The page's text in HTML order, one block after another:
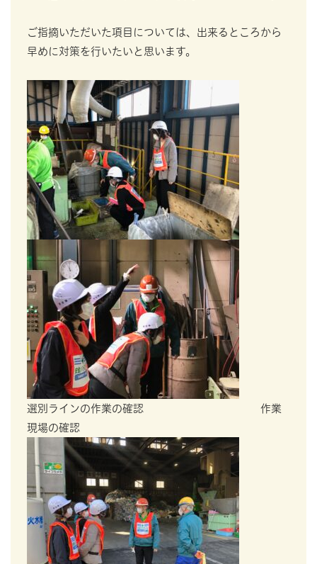
ご指摘いただいた項目については、出来るところから
早めに対策を行いたいと思います。
選別ラインの作業の確認 作業
現場の確認